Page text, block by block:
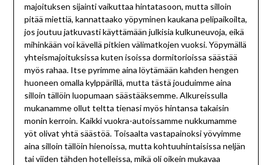
majoituksen sijainti vaikuttaa hintatasoon, mutta silloin
pitää miettiä, kannattaako yöpyminen kaukana pelipaikoilta,
jos joutuu jatkuvasti käyttämään julkisia kulkuneuvoja, eikä
mihinkään voi kävellä pitkien välimatkojen vuoksi. Yöpymällä
yhteismajoituksissa kuten isoissa dormitorioissa säästää
myös rahaa. Itse pyrimme aina löytämään kahden hengen
huoneen omalla kylppärillä, mutta tästä jouduimme aina
silloin tällöin luopumaan säästääksemme. Alkureissulla
mukanamme ollut teltta tienasi myös hintansa takaisin
monin kerroin. Kaikki vuokra-autoissamme nukkumamme
yöt olivat yhtä säästöä. Toisaalta vastapainoksi yövyimme
aina silloin tällöin hienoissa, mutta kohtuuhintaisissa neljän
tai viiden tähden hotelleissa, mikä oli oikein mukavaa